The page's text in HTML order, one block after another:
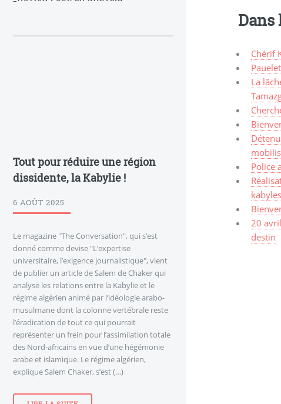
Dans
Chérif
La
Police
kabyles
20
destin
Tout pour réduire une région
dissidente, la Kabylie !
6 AOÛT 2025
Le magazine "The Conversation", qui s’est
donné comme devise "L’expertise
universitaire, l’exigence journalistique", vient
de publier un article de Salem de Chaker qui
analyse les relations entre la Kabylie et le
régime algérien animé par l’idéologie arabo-
musulmane dont la colonne vertébrale reste
l’éradication de tout ce qui pourrait
représenter un frein pour l’assimilation totale
des Nord-africains en vue d’une hégémonie
arabe et islamique. Le régime algérien,
explique Salem Chaker, s’est (…)